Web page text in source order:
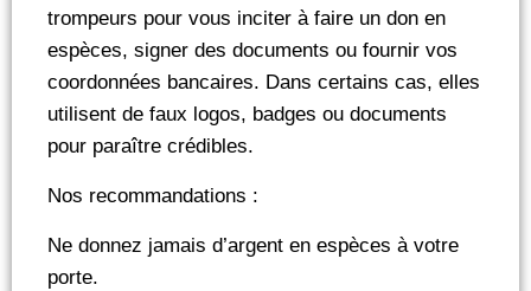
trompeurs pour vous inciter à faire un don en
espèces, signer des documents ou fournir vos
coordonnées bancaires. Dans certains cas, elles
utilisent de faux logos, badges ou documents
pour paraître crédibles.
Nos recommandations :
Ne donnez jamais d’argent en espèces à votre
porte.